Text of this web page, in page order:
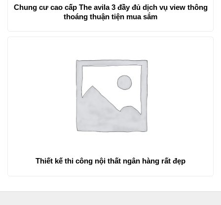
Chung cư cao cấp The avila 3 đầy đủ dịch vụ view thông
thoáng thuận tiện mua sắm
Thiết kế thi công nội thất ngân hàng rất đẹp